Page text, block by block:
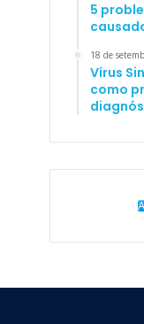
5
18 de
Vírus
como